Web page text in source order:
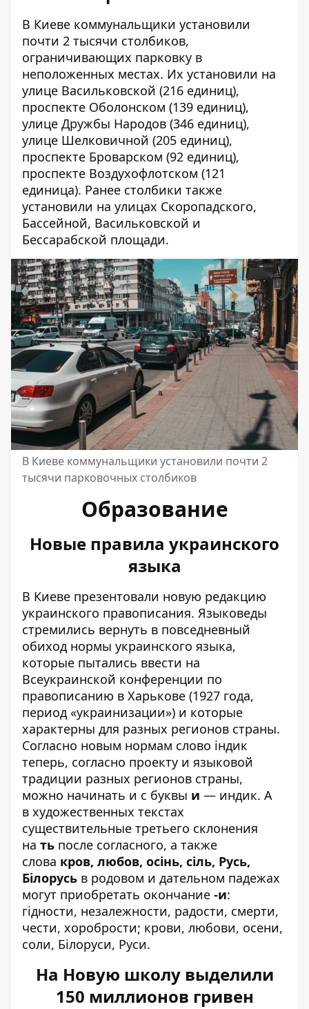
В Киеве коммунальщики установили
почти 2 тысячи столбиков,
ограничивающих парковку в
неположенных местах. Их установили на
улице Васильковской (216 единиц),
проспекте Оболонском (139 единиц),
улице Дружбы Народов (346 единиц),
улице Шелковичной (205 единиц),
проспекте Броварском (92 единиц),
проспекте Воздухофлотском (121
единица). Ранее столбики также
установили на улицах Скоропадского,
Бассейной, Васильковской и
Бессарабской площади.
В Киеве коммунальщики установили почти 2
тысячи парковочных столбиков
Образование
Новые правила украинского
языка
В Киеве презентовали новую редакцию
украинского правописания. Языковеды
стремились вернуть в повседневный
обиход нормы украинского языка,
которые пытались ввести на
Всеукраинской конференции по
правописанию в Харькове (1927 года,
период «украинизации») и которые
характерны для разных регионов страны.
Согласно новым нормам слово індик
теперь, согласно проекту и языковой
традиции разных регионов страны,
можно начинать и с буквы и — индик. А
в художественных текстах
существительные третьего склонения
на ть после согласного, а также
слова кров, любов, осінь, сіль, Русь,
Білорусь в родовом и дательном падежах
могут приобретать окончание -и:
гідности, незалежности, радости, смерти,
чести, хоробрости; крови, любови, осени,
соли, Білоруси, Руси.
На Новую школу выделили
150 миллионов гривен